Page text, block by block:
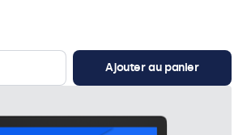
Ajouter au panier